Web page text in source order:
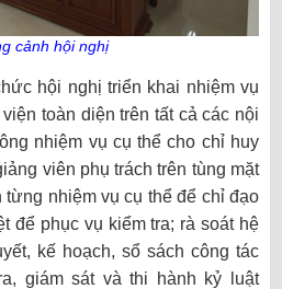
cảnh hội nghị
hội nghị triển khai nhiệm vụ
toàn diện trên tất cả các nội
nhiệm vụ cụ thể cho chỉ huy
viên phụ trách trên tùng mặt
từng nhiệm vụ cụ thể để chỉ đạo
để phục vụ kiểm tra; rà soát hệ
kế hoạch, sổ sách công tác
giám sát và thi hành kỷ luật